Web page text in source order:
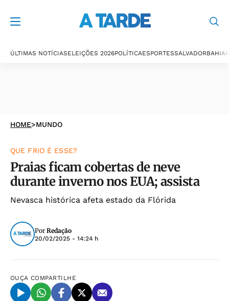
ÚLTIMAS NOTÍCIASELEIÇÕES 2026POLÍTICAESPORTESSALVADORBAHIA
HOME>MUNDO
QUE FRIO É ESSE?
Praias ficam cobertas de neve
durante inverno nos EUA; assista
Nevasca histórica afeta estado da Flórida
Por Redação
20/02/2025 - 14:24 h
OUÇA COMPARTILHE